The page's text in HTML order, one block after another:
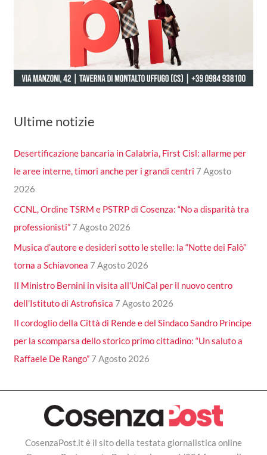
Ultime notizie
Desertificazione bancaria in Calabria, First Cisl: allarme per
le aree interne, timori anche per i grandi centri 7 Agosto
2026
CCNL, Ordine TSRM e PSTRP di Cosenza: “No a disparità tra
professionisti” 7 Agosto 2026
Musica d’autore e desideri sotto le stelle: la “Notte dei Falò”
torna a Schiavonea 7 Agosto 2026
Il Ministro Bernini in visita all’UniCal per il nuovo centro
dell’Istituto di Astrofisica 7 Agosto 2026
Il cordoglio della Città di Rende e del Sindaco Sandro Principe
per la scomparsa dello storico primo cittadino: “Un saluto a
Raffaele De Rango” 7 Agosto 2026
CosenzaPost.it è il sito della testata giornalistica online